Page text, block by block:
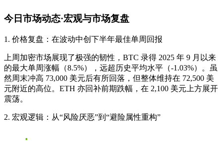
今日市场动态·宏观与市场复盘
1. 价格复盘：在波动中创下半年最佳单周回报
上周加密市场展现了极强的韧性，BTC 录得 2025 年 9 月以来
的最大单周涨幅（8.5%），远超历史平均水平（-1.03%）。虽
然周末冲高 73,000 美元后有所回落，但整体维持在 72,500 美
元附近的高位。ETH 亦回补前期跌幅，在 2,100 美元上方展开
震荡。
2. 宏观逻辑：从“风险厌恶”到“避险属性重构”